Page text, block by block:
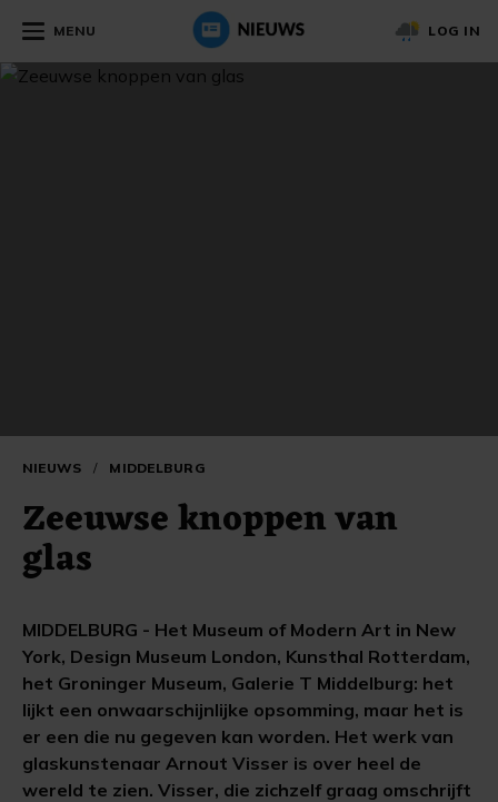
MENU LOG IN
NIEUWS / MIDDELBURG
Zeeuwse knoppen van
glas
MIDDELBURG - Het Museum of Modern Art in New
York, Design Museum London, Kunsthal Rotterdam,
het Groninger Museum, Galerie T Middelburg: het
lijkt een onwaarschijnlijke opsomming, maar het is
er een die nu gegeven kan worden. Het werk van
glaskunstenaar Arnout Visser is over heel de
wereld te zien. Visser, die zichzelf graag omschrijft